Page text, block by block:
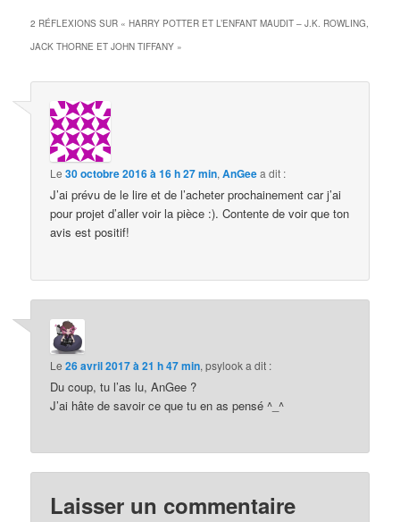
2 RÉFLEXIONS SUR «HARRY POTTER ET L’ENFANT MAUDIT – J.K. ROWLING,
JACK THORNE ET JOHN TIFFANY »
Le30 octobre 2016 à 16 h 27 min,AnGeea dit :
J’ai prévu de le lire et de l’acheter prochainement car j’ai
pour projet d’aller voir la pièce :). Contente de voir que ton
avis est positif!
Le26 avril 2017 à 21 h 47 min,psylooka dit :
Du coup, tu l’as lu, AnGee ?
J’ai hâte de savoir ce que tu en as pensé ^_^
Laisser un commentaire